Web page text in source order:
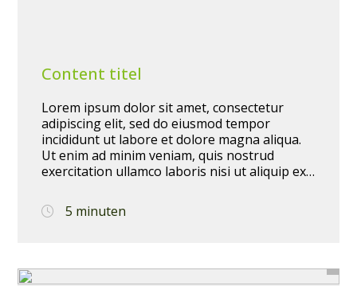
Home
Content titel
Lorem ipsum dolor sit amet, consectetur
adipiscing elit, sed do eiusmod tempor
incididunt ut labore et dolore magna aliqua.
Ut enim ad minim veniam, quis nostrud
exercitation ullamco laboris nisi ut aliquip ex
in reprehenderit in voluptate velit esse cillum
dolore eu fugiat nulla pariatur. Excepteur sint
laborum.
5 minuten